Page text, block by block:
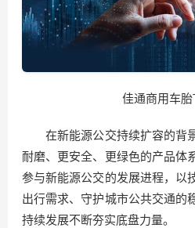
佳通商用车胎
在新能源公交持续扩容的背
耐磨、更安全、更绿色的产品体
参与新能源公交的发展进程，以
出行需求、守护城市公共交通的
持续发展不断夯实底盘力量。